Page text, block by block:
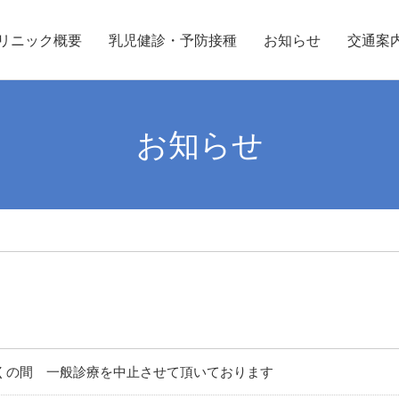
ニック概要 乳児健診・予防接種 お知らせ 交通案
お知らせ
間 一般診療を中止させて頂いております